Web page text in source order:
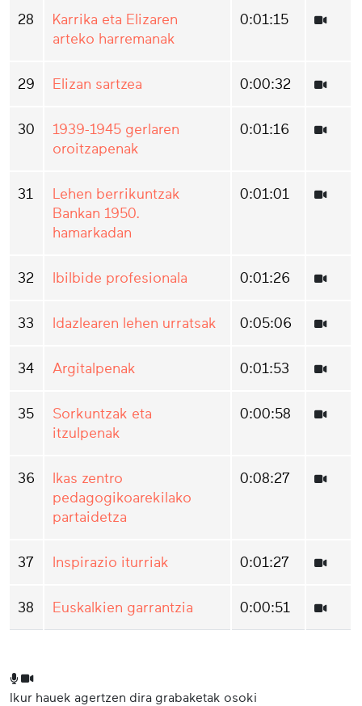
28
Karrika eta Elizaren
arteko harremanak
0:01:15
29 Elizan sartzea 0:00:32
30
1939-1945 gerlaren
oroitzapenak
0:01:16
31
Lehen berrikuntzak
Bankan 1950.
hamarkadan
0:01:01
32 Ibilbide profesionala 0:01:26
33 Idazlearen lehen urratsak 0:05:06
34 Argitalpenak 0:01:53
35
Sorkuntzak eta
itzulpenak
0:00:58
36
Ikas zentro
pedagogikoarekilako
partaidetza
0:08:27
37 Inspirazio iturriak 0:01:27
38 Euskalkien garrantzia 0:00:51
Ikur hauek agertzen dira grabaketak osoki